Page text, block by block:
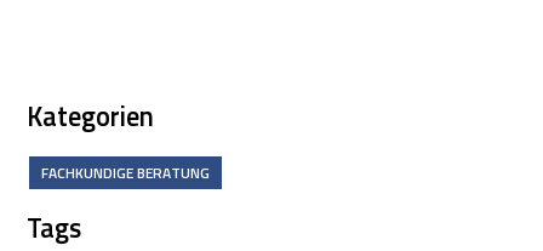
Kategorien
FACHKUNDIGE BERATUNG
Tags